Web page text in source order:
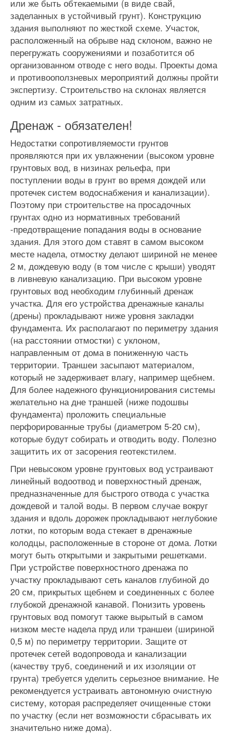
или же быть обтекаемыми (в виде свай,
заделанных в устойчивый грунт). Конструкцию
здания выполняют по жесткой схеме. Участок,
расположенный на обрыве над склоном, важно не
перегружать сооружениями и позаботится об
организованном отводе с него воды. Проекты дома
и противооползневых мероприятий должны пройти
экспертизу. Строительство на склонах является
одним из самых затратных.
Дренаж - обязателен!
Недостатки сопротивляемости грунтов
проявляются при их увлажнении (высоком уровне
грунтовых вод, в низинах рельефа, при
поступлении воды в грунт во время дождей или
протечек систем водоснабжения и канализации).
Поэтому при строительстве на просадочных
грунтах одно из нормативных требований
-предотвращение попадания воды в основание
здания. Для этого дом ставят в самом высоком
месте надела, отмостку делают шириной не менее
2 м, дождевую воду (в том числе с крыши) уводят
в ливневую канализацию. При высоком уровне
грунтовых вод необходим глубинный дренаж
участка. Для его устройства дренажные каналы
(дрены) прокладывают ниже уровня закладки
фундамента. Их располагают по периметру здания
(на расстоянии отмостки) с уклоном,
направленным от дома в пониженную часть
территории. Траншеи засыпают материалом,
который не задерживает влагу, например щебнем.
Для более надежного функционирования системы
желательно на дне траншей (ниже подошвы
фундамента) проложить специальные
перфорированные трубы (диаметром 5-20 см),
которые будут собирать и отводить воду. Полезно
защитить их от засорения геотекстилем.
При невысоком уровне грунтовых вод устраивают
линейный водоотвод и поверхностный дренаж,
предназначенные для быстрого отвода с участка
дождевой и талой воды. В первом случае вокруг
здания и вдоль дорожек прокладывают неглубокие
лотки, по которым вода стекает в дренажные
колодцы, расположенные в стороне от дома. Лотки
могут быть открытыми и закрытыми решетками.
При устройстве поверхностного дренажа по
участку прокладывают сеть каналов глубиной до
20 см, прикрытых щебнем и соединенных с более
глубокой дренажной канавой. Понизить уровень
грунтовых вод помогут также вырытый в самом
низком месте надела пруд или траншеи (шириной
0,5 м) по периметру территории. Защите от
протечек сетей водопровода и канализации
(качеству труб, соединений и их изоляции от
грунта) требуется уделить серьезное внимание. Не
рекомендуется устраивать автономную очистную
систему, которая распределяет очищенные стоки
по участку (если нет возможности сбрасывать их
значительно ниже дома).